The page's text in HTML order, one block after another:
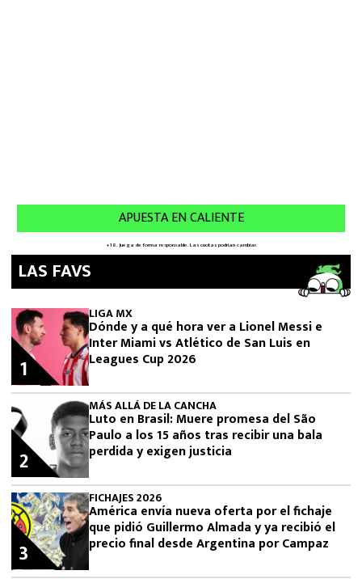
LAS FAVS
LIGA MX
Dónde y a qué hora ver a Lionel Messi e
Inter Miami vs Atlético de San Luis en
Leagues Cup 2026
1
MÁS ALLÁ DE LA CANCHA
Luto en Brasil: Muere promesa del São
Paulo a los 15 años tras recibir una bala
perdida y exigen justicia
2
FICHAJES 2026
América envía nueva oferta por el fichaje
que pidió Guillermo Almada y ya recibió el
precio final desde Argentina por Campaz
3